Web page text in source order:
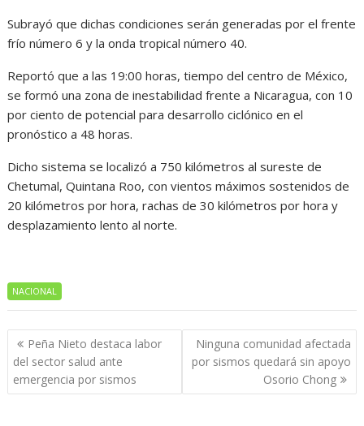
Subrayó que dichas condiciones serán generadas por el frente
frío número 6 y la onda tropical número 40.
Reportó que a las 19:00 horas, tiempo del centro de México,
se formó una zona de inestabilidad frente a Nicaragua, con 10
por ciento de potencial para desarrollo ciclónico en el
pronóstico a 48 horas.
Dicho sistema se localizó a 750 kilómetros al sureste de
Chetumal, Quintana Roo, con vientos máximos sostenidos de
20 kilómetros por hora, rachas de 30 kilómetros por hora y
desplazamiento lento al norte.
NACIONAL
Navegación
de
entradas
Peña Nieto destaca labor
del sector salud ante
emergencia por sismos
Ninguna comunidad afectada
por sismos quedará sin apoyo
Osorio Chong